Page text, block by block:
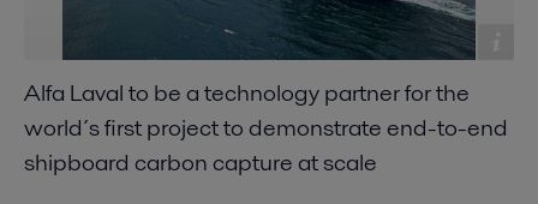
Alfa Laval to be a technology partner for the
world´s first project to demonstrate end-to-end
shipboard carbon capture at scale